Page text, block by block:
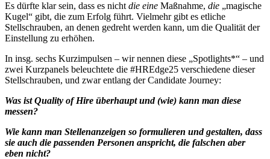
Es dürfte klar sein, dass es nicht die eine Maßnahme, die „magische
Kugel“ gibt, die zum Erfolg führt. Vielmehr gibt es etliche
Stellschrauben, an denen gedreht werden kann, um die Qualität der
Einstellung zu erhöhen.
In insg. sechs Kurzimpulsen – wir nennen diese „Spotlights*“ – und
zwei Kurzpanels beleuchtete die #HREdge25 verschiedene dieser
Stellschrauben, und zwar entlang der Candidate Journey:
Was ist Quality of Hire überhaupt und (wie) kann man diese
messen?
Wie kann man Stellenanzeigen so formulieren und gestalten, dass
sie auch die passenden Personen anspricht, die falschen aber
eben nicht?